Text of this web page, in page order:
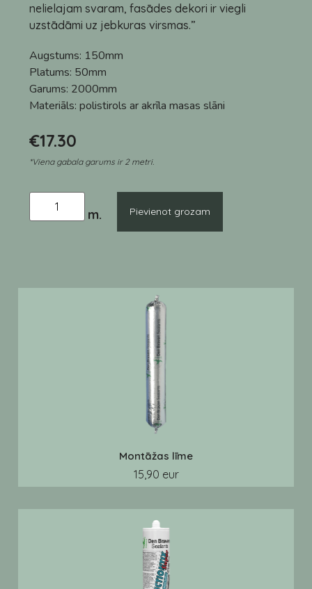
nelielajam svaram, fasādes dekori ir viegli
uzstādāmi uz jebkuras virsmas.”
Augstums: 150mm
Platums: 50mm
Garums: 2000mm
Materiāls: polistirols ar akrīla masas slāni
€17.30
*Viena gabala garums ir 2 metri.
Pievienot grozam
Montāžas līme
15,90 eur